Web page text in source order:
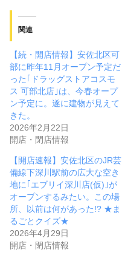
関連
【続・開店情報】安佐北区可
部に昨年11月オープン予定だ
った｢ドラッグストアコスモ
ス 可部北店｣は、今春オープ
ン予定に。遂に建物が見えて
きた。
2026年2月22日
開店・閉店情報
【開店速報】安佐北区のJR芸
備線下深川駅前の広大な空き
地に｢エブリイ深川店(仮)｣が
オープンするみたい。この場
所、以前は何があった!? ★ま
るごとクイズ★
2026年4月29日
開店・閉店情報